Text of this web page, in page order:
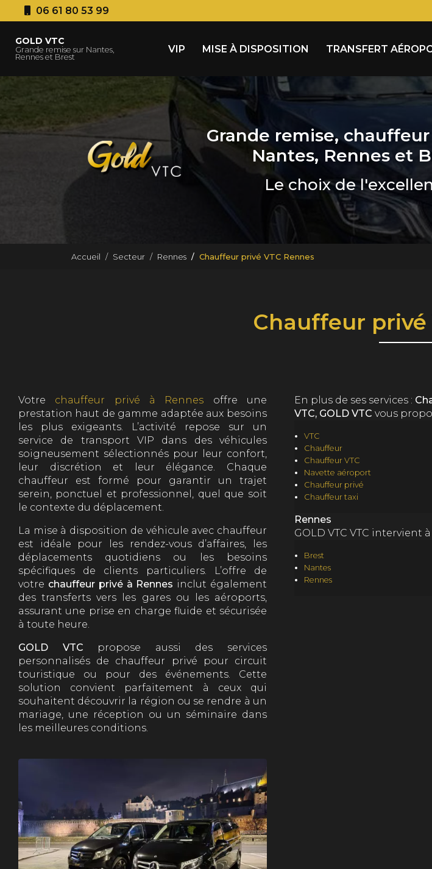
au
principal
06 61 80 53 99
GOLD VTC
Grande remise sur Nantes,
Rennes et Brest
VIP
MISE À DISPOSITION TRANSFERT
Grande remise,
Nantes, Rennes et
Le choix de
Accueil Secteur Rennes Chauffeur privé VTC Rennes
Chauffeur privé
Votre chauffeur privé à Rennes offre une
prestation haut de gamme adaptée aux besoins
les plus exigeants. L’activité repose sur un
service de transport VIP dans des véhicules
soigneusement sélectionnés pour leur confort,
leur discrétion et leur élégance. Chaque
chauffeur est formé pour garantir un trajet
serein, ponctuel et professionnel, quel que soit
le contexte du déplacement.
La mise à disposition de véhicule avec chauffeur
est idéale pour les rendez-vous d’affaires, les
déplacements quotidiens ou les besoins
spécifiques de clients particuliers. L’offre de
votre chauffeur privé à Rennes inclut également
des transferts vers les gares ou les aéroports,
assurant une prise en charge fluide et sécurisée
à toute heure.
GOLD VTC propose aussi des services
personnalisés de chauffeur privé pour circuit
touristique ou pour des événements. Cette
solution convient parfaitement à ceux qui
souhaitent découvrir la région ou se rendre à un
mariage, une réception ou un séminaire dans
les meilleures conditions.
En plus de ses services :
VTC, GOLD VTC vous
VTC
Chauffeur
Chauffeur VTC
Navette aéroport
Chauffeur privé
Chauffeur taxi
Rennes
GOLD VTC VTC intervient
Brest
Nantes
Rennes